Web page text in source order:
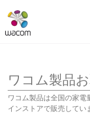
ワコム製品
ワコム製品は全国の家電
インストアで販売してい